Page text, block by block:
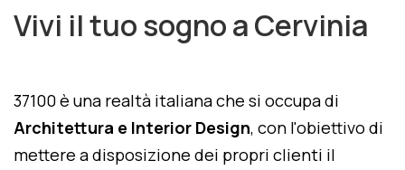
Vivi il tuo sogno a Cervinia
37100 è una realtà italiana che si occupa di
Architettura e Interior Design, con l'obiettivo di
mettere a disposizione dei propri clienti il